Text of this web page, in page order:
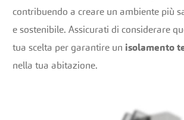
contribuendo a creare un ambiente più
e sostenibile. Assicurati di considerare
tua scelta per garantire un isolamento
nella tua abitazione.